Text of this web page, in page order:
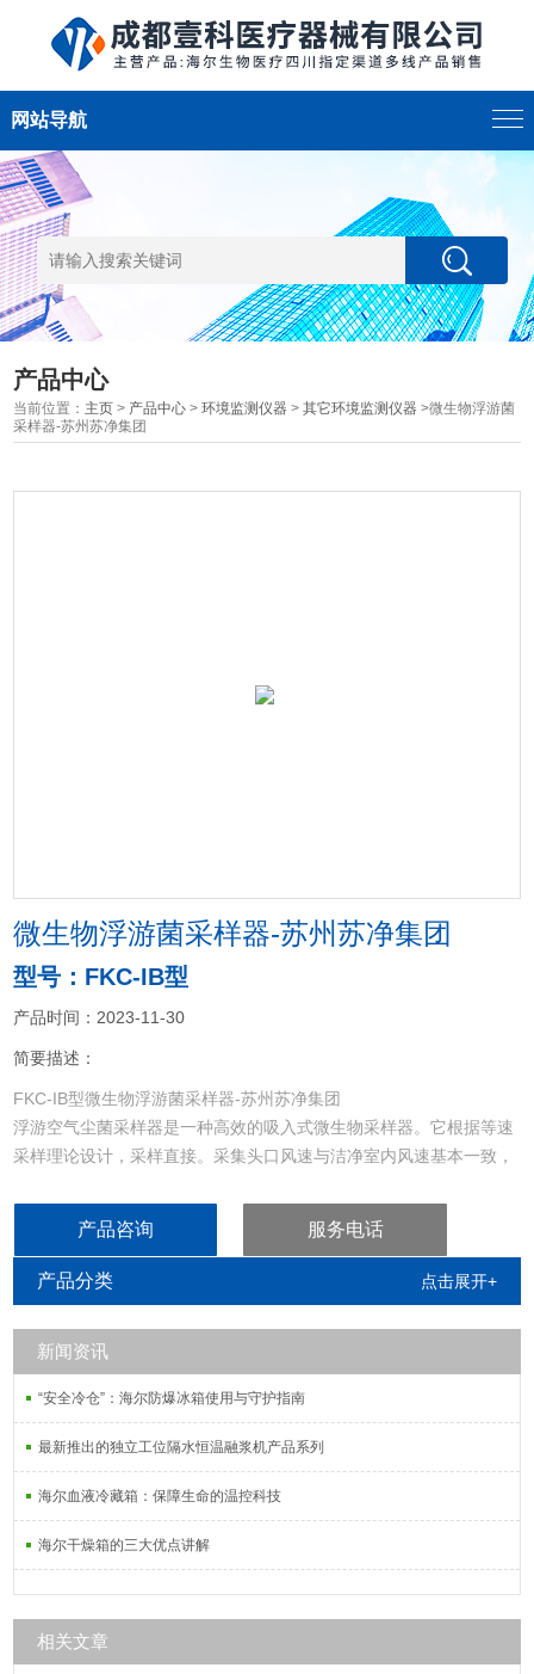
网站导航
产品中心
当前位置： 主页 > 产品中心 >环境监测仪器 >其它环境监测仪器 >微生物浮游菌
采样器-苏州苏净集团
微生物浮游菌采样器-苏州苏净集团
型号：FKC-IB型
产品时间：2023-11-30
简要描述：
FKC-IB型微生物浮游菌采样器-苏州苏净集团
浮游空气尘菌采样器是一种高效的吸入式微生物采样器。它根据等速
采样理论设计，采样直接。采集头口风速与洁净室内风速基本一致，
粒子的采集效率。系统设计优化了撞击速度，保证了生物学效率。
产品咨询 服务电话
产品分类 点击展开+
新闻资讯
“安全冷仓”：海尔防爆冰箱使用与守护指南
最新推出的独立工位隔水恒温融浆机产品系列
海尔血液冷藏箱：保障生命的温控科技
海尔干燥箱的三大优点讲解
相关文章